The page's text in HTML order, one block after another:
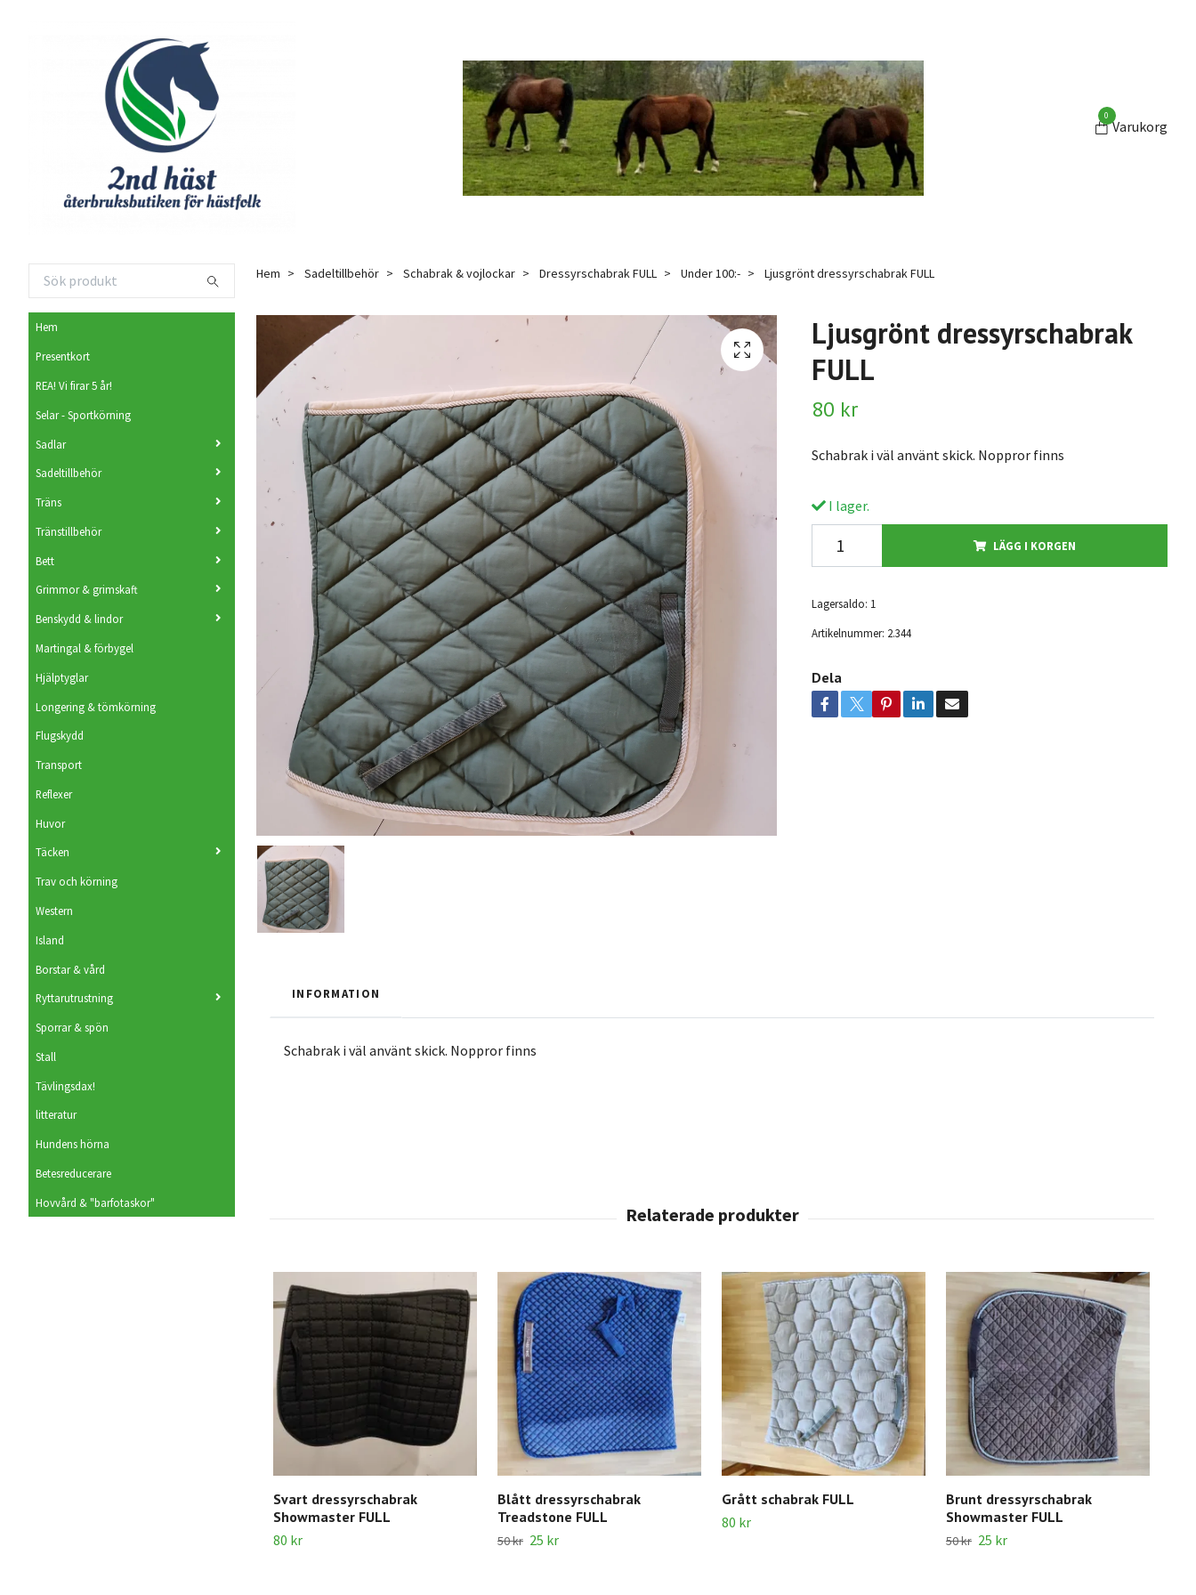
0
Varukorg
Hem
Presentkort
REA! Vi firar 5 år!
Selar - Sportkörning
Sadlar
Sadeltillbehör
Träns
Tränstillbehör
Bett
Grimmor & grimskaft
Benskydd & lindor
Martingal & förbygel
Hjälptyglar
Longering & tömkörning
Flugskydd
Transport
Reflexer
Huvor
Täcken
Trav och körning
Western
Island
Borstar & vård
Ryttarutrustning
Sporrar & spön
Stall
Tävlingsdax!
litteratur
Hundens hörna
Betesreducerare
Hovvård & "barfotaskor"
Hem Sadeltillbehör Schabrak & vojlockar Dressyrschabrak FULL Under 100:- Ljusgrönt dressyrschabrak FULL
Ljusgrönt dressyrschabrak
FULL
80 kr
Schabrak i väl använt skick. Noppror finns
I lager.
LÄGG I KORGEN
Lagersaldo: 1
Artikelnummer: 2.344
Dela
INFORMATION
Schabrak i väl använt skick. Noppror finns
Svart dressyrschabrak
Showmaster FULL
80 kr
Blått dressyrschabrak
Treadstone FULL
50 kr 25 kr
Grått schabrak FULL
80 kr
Brunt dressyrschabrak
Showmaster FULL
50 kr 25 kr